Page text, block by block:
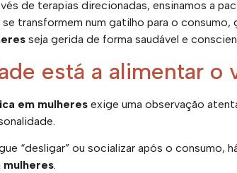
de terapias direcionadas, ensinamos a
transformem num gatilho para o consumo,
seja gerida de forma saudável e
está a alimentar o
em mulheres exige uma observação
“desligar” ou socializar após o consumo,
mulheres.